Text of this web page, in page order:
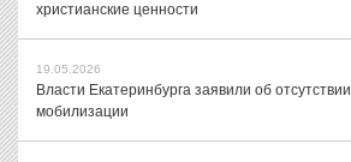
христианские ценности
19.05.2026
Власти Екатеринбурга заявили об
мобилизации